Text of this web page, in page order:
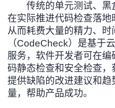
传统的单元测试、
在实际推进代码检查落地
从而耗费大量的精力、
（CodeCheck）是基于
服务，软件开发者可在
码静态检查和安全检查
提供缺陷的改进建议和
量，帮助产品成功。